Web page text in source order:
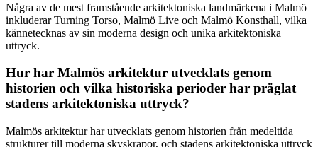
Några av de mest framstående arkitektoniska landmärkena i Malmö
inkluderar Turning Torso, Malmö Live och Malmö Konsthall, vilka
kännetecknas av sin moderna design och unika arkitektoniska
uttryck.
Hur har Malmös arkitektur utvecklats genom
historien och vilka historiska perioder har präglat
stadens arkitektoniska uttryck?
Malmös arkitektur har utvecklats genom historien från medeltida
strukturer till moderna skyskrapor, och stadens arkitektoniska uttryck